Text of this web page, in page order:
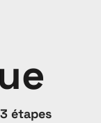
étapes